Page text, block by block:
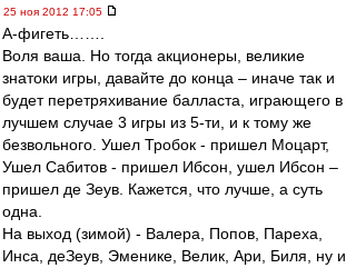
25 ноя 2012 17:05
А-фигеть…….
Воля ваша. Но тогда акционеры, великие
знатоки игры, давайте до конца – иначе так и
будет перетряхивание балласта, играющего в
лучшем случае 3 игры из 5-ти, и к тому же
безвольного. Ушел Тробок - пришел Моцарт,
Ушел Сабитов - пришел Ибсон, ушел Ибсон –
пришел де Зеув. Кажется, что лучше, а суть
одна.
На выход (зимой) - Валера, Попов, Пареха,
Инса, деЗеув, Эменике, Велик, Ари, Биля, ну и